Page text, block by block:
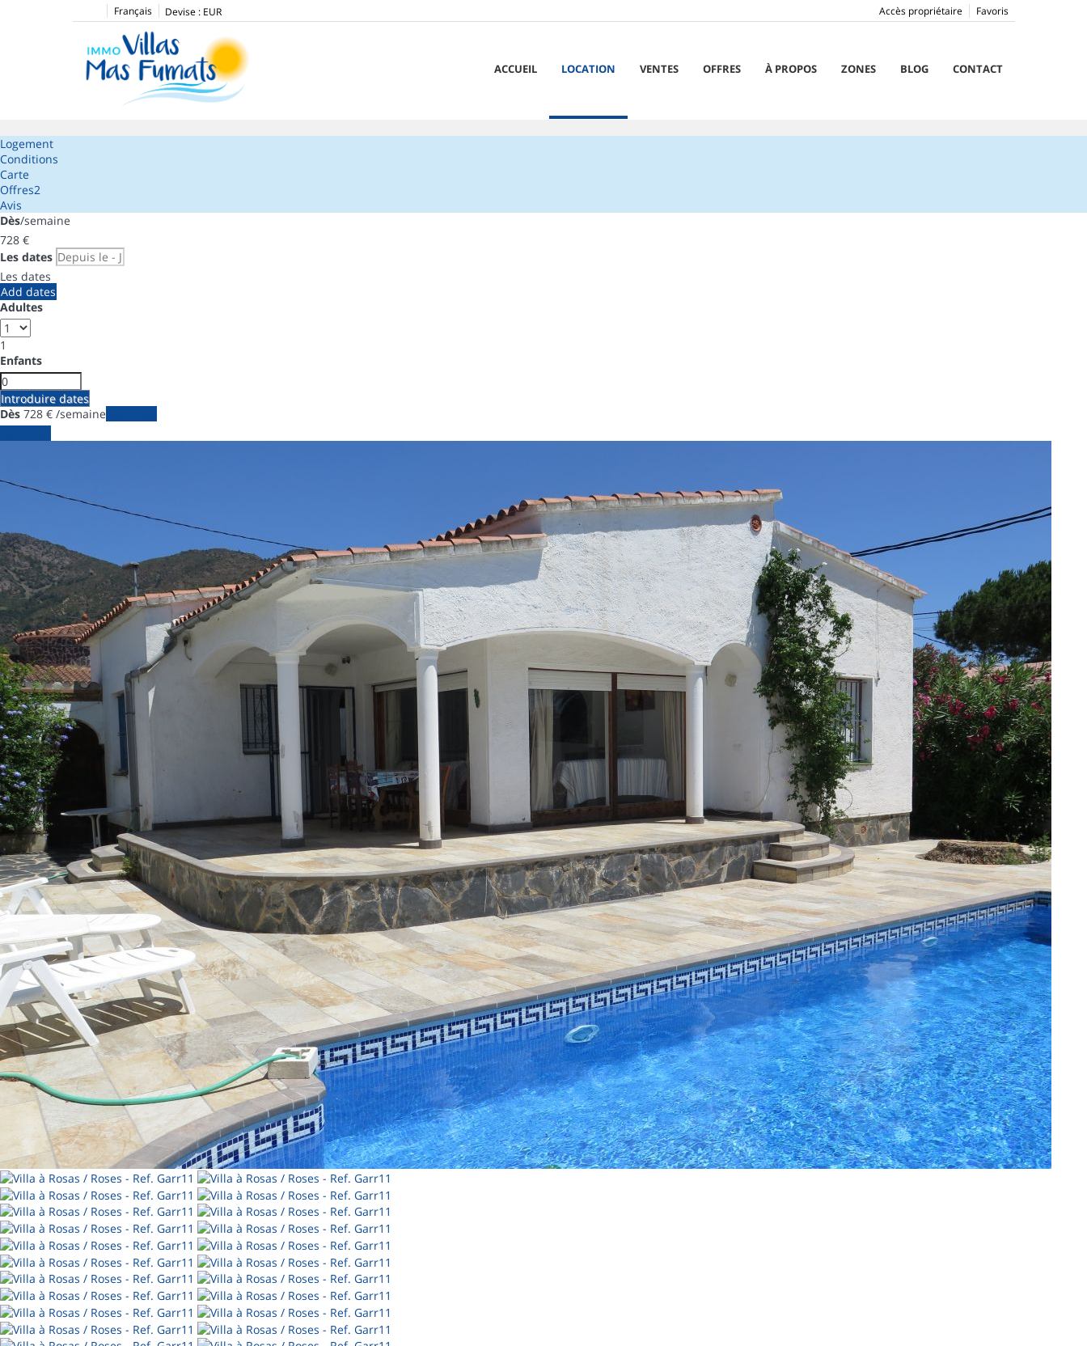
Français Devise : EUR Favoris
Accès propriétaire
ACCUEIL LOCATION VENTES OFFRES À PROPOS ZONES BLOG CONTACT
Logement
Conditions
Carte
Offres2
Avis
Dès/semaine
728 €
Les dates
Les dates
Add dates
Adultes
1
Enfants
Introduire dates
Dès 728 € /semaine